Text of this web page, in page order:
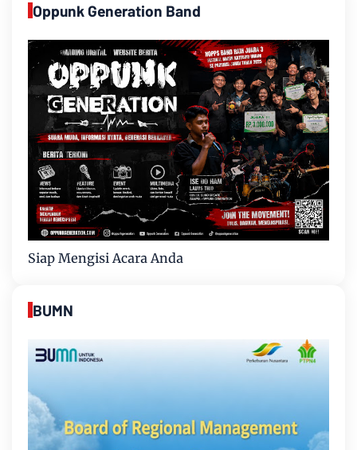
Oppunk Generation Band
Siap Mengisi Acara Anda
BUMN